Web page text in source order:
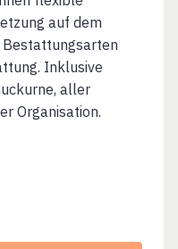
auf dem
Inklusive
aller
Organisation.